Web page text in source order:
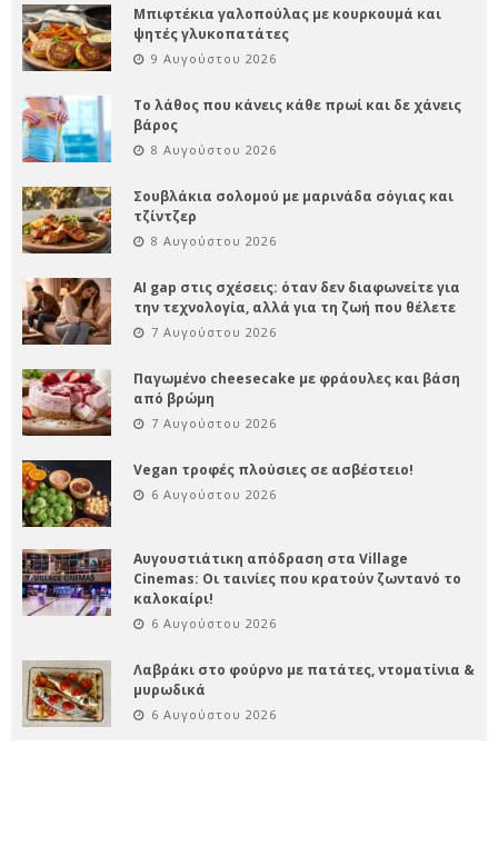
Μπιφτέκια γαλοπούλας με κουρκουμά και
ψητές γλυκοπατάτες
9 Αυγούστου 2026
Το λάθος που κάνεις κάθε πρωί και δε χάνεις
βάρος
8 Αυγούστου 2026
Σουβλάκια σολομού με μαρινάδα σόγιας και
τζίντζερ
8 Αυγούστου 2026
AI gap στις σχέσεις: όταν δεν διαφωνείτε για
την τεχνολογία, αλλά για τη ζωή που θέλετε
7 Αυγούστου 2026
Παγωμένο cheesecake με φράουλες και βάση
από βρώμη
7 Αυγούστου 2026
Vegan τροφές πλούσιες σε ασβέστειο!
6 Αυγούστου 2026
Αυγουστιάτικη απόδραση στα Village
Cinemas: Οι ταινίες που κρατούν ζωντανό το
καλοκαίρι!
6 Αυγούστου 2026
Λαβράκι στο φούρνο με πατάτες, ντοματίνια &
μυρωδικά
6 Αυγούστου 2026